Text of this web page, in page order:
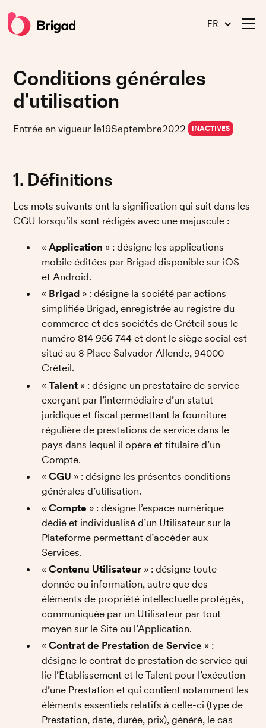
FR
Conditions générales
d'utilisation
Entrée en vigueur le19Septembre2022 INACTIVES
1. Définitions
Les mots suivants ont la signification qui suit dans les
CGU lorsqu’ils sont rédigés avec une majuscule :
« Application » : désigne les applications
mobile éditées par Brigad disponible sur iOS
et Android.
« Brigad » : désigne la société par actions
simplifiée Brigad, enregistrée au registre du
commerce et des sociétés de Créteil sous le
numéro 814 956 744 et dont le siège social est
situé au 8 Place Salvador Allende, 94000
Créteil.
« Talent » : désigne un prestataire de service
exerçant par l’intermédiaire d’un statut
juridique et fiscal permettant la fourniture
régulière de prestations de service dans le
pays dans lequel il opère et titulaire d’un
Compte.
« CGU » : désigne les présentes conditions
générales d’utilisation.
« Compte » : désigne l’espace numérique
dédié et individualisé d’un Utilisateur sur la
Plateforme permettant d’accéder aux
Services.
« Contenu Utilisateur » : désigne toute
donnée ou information, autre que des
éléments de propriété intellectuelle protégés,
communiquée par un Utilisateur par tout
moyen sur le Site ou l’Application.
« Contrat de Prestation de Service » :
désigne le contrat de prestation de service qui
lie l’Établissement et le Talent pour l’exécution
d’une Prestation et qui contient notamment les
éléments essentiels relatifs à celle-ci (type de
Prestation, date, durée, prix), généré, le cas